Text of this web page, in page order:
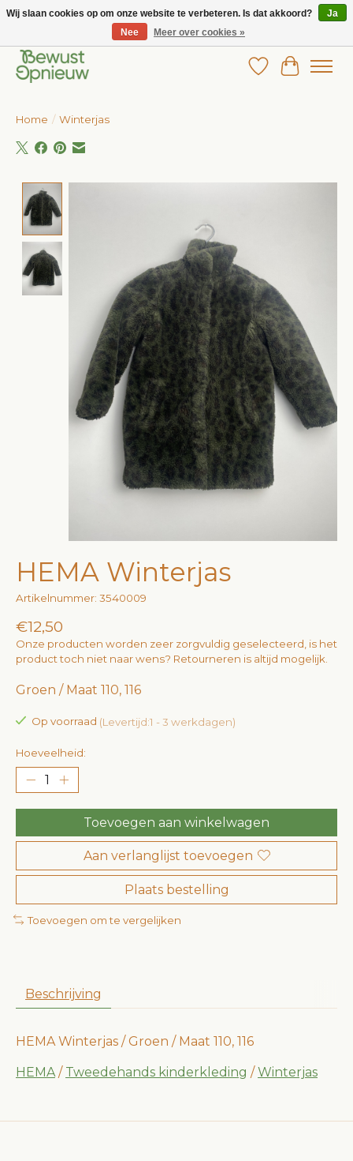
Wij bieden het grootste aanbod in betaalbare kinderkleding!
Verlanglijst
Home / Winterjas
HEMA Winterjas
Artikelnummer: 3540009
€12,50
Onze producten worden zeer zorgvuldig geselecteerd, is het
product toch niet naar wens? Retourneren is altijd mogelijk.
Groen / Maat 110, 116
Op voorraad (Levertijd:1 - 3 werkdagen)
Hoeveelheid:
Toevoegen aan winkelwagen
Aan verlanglijst toevoegen
Plaats bestelling
Toevoegen om te vergelijken
Beschrijving
HEMA Winterjas / Groen / Maat 110, 116
HEMA/ Tweedehands kinderkleding / Winterjas
Wij slaan cookies op om onze website te verbeteren. Is dat akkoord?
Ja
Nee
Meer over cookies »